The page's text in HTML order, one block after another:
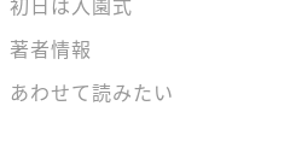
著者情報
あわせて読みたい